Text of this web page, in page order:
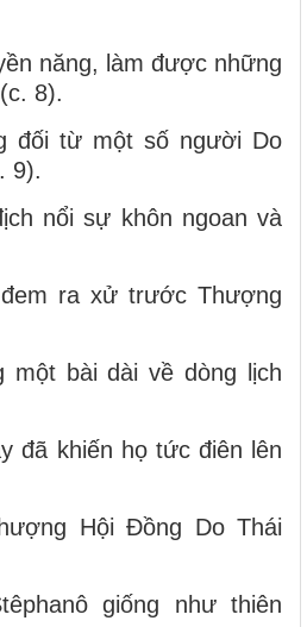
năng, làm được những
8).
đối từ một số người Do
9).
nổi sự khôn ngoan và
ra xử trước Thượng
một bài dài về dòng lịch
đã khiến họ tức điên lên
Hội Đồng Do Thái
giống như thiên